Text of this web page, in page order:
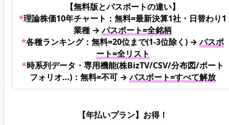
【無料版とパスポートの違い】
*理論株価10年チャート：無料=最新決算1社・日替わり1
業種 →パスポート=全銘柄
*各種ランキング：無料=20位まで(1-3位除く) →パスポ
ート=全リスト
*時系列データ・専用機能(株BizTV/CSV/分布図/ポート
フォリオ…)：無料=不可 →パスポート=すべて解放
【年払いプラン】お得！